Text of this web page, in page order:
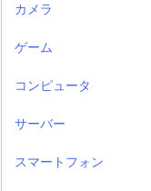
カメラ
ゲーム
コンピュータ
サーバー
スマートフォン